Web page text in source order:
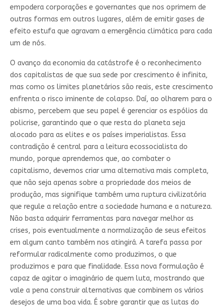
empodera corporações e governantes que nos oprimem de
outras formas em outros lugares, além de emitir gases de
efeito estufa que agravam a emergência climática para cada
um de nós.
O avanço da economia da catástrofe é o reconhecimento
dos capitalistas de que sua sede por crescimento é infinita,
mas como os limites planetários são reais, este crescimento
enfrenta o risco iminente de colapso. Daí, ao olharem para o
abismo, percebem que seu papel é gerenciar os espólios da
policrise, garantindo que o que resta do planeta seja
alocado para as elites e os países imperialistas. Essa
contradição é central para a leitura ecossocialista do
mundo, porque aprendemos que, ao combater o
capitalismo, devemos criar uma alternativa mais completa,
que não seja apenas sobre a propriedade dos meios de
produção, mas signifique também uma ruptura civilizatória
que regule a relação entre a sociedade humana e a natureza.
Não basta adquirir ferramentas para navegar melhor as
crises, pois eventualmente a normalização de seus efeitos
em algum canto também nos atingirá. A tarefa passa por
reformular radicalmente como produzimos, o que
produzimos e para que finalidade. Essa nova formulação é
capaz de agitar o imaginário de quem luta, mostrando que
vale a pena construir alternativas que combinem os vários
desejos de uma boa vida. É sobre garantir que as lutas do